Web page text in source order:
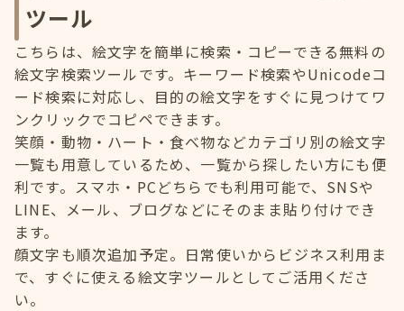
ツール
こちらは、絵文字を簡単に検索・コピーできる無料の
絵文字検索ツールです。キーワード検索やUnicodeコ
ード検索に対応し、目的の絵文字をすぐに見つけてワ
ンクリックでコピペできます。
笑顔・動物・ハート・食べ物などカテゴリ別の絵文字
一覧も用意しているため、一覧から探したい方にも便
利です。スマホ・PCどちらでも利用可能で、SNSや
LINE、メール、ブログなどにそのまま貼り付けでき
ます。
顔文字も順次追加予定。日常使いからビジネス利用ま
で、すぐに使える絵文字ツールとしてご活用くださ
い。